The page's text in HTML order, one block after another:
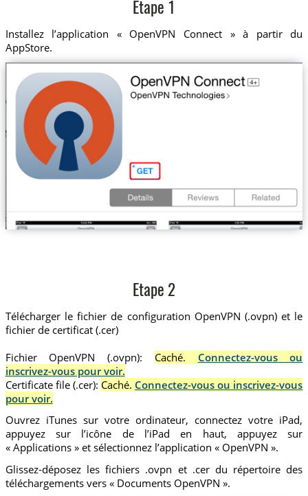
Etape 1
Installez l’application « OpenVPN Connect » à partir du
AppStore.
Etape 2
Télécharger le fichier de configuration OpenVPN (.ovpn) et le
fichier de certificat (.cer)
Fichier OpenVPN (.ovpn):
Caché. Connectez-vous ou
inscrivez-vous pour voir.
Certificate file (.cer): Caché. Connectez-vous ou inscrivez-vous
pour voir.
Ouvrez iTunes sur votre ordinateur, connectez votre iPad,
appuyez sur l’icône de l’iPad en haut, appuyez sur
« Applications » et sélectionnez l’application « OpenVPN ».
Glissez-déposez les fichiers .ovpn et .cer du répertoire des
téléchargements vers « Documents OpenVPN ».